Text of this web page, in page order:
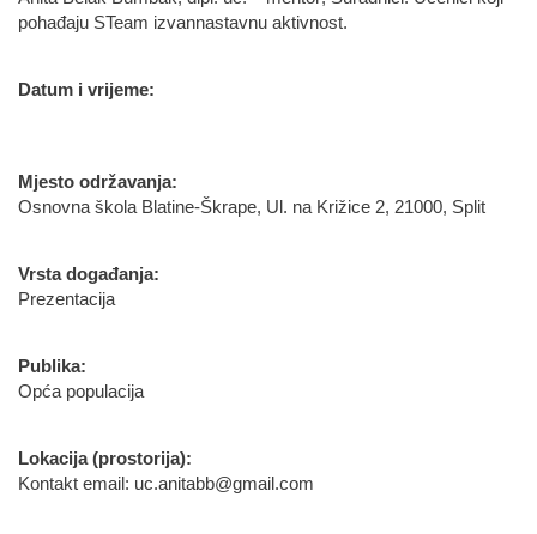
pohađaju STeam izvannastavnu aktivnost.
Datum i vrijeme:
Mjesto održavanja:
Osnovna škola Blatine-Škrape, Ul. na Križice 2, 21000, Split
Vrsta događanja:
Prezentacija
Publika:
Opća populacija
Lokacija (prostorija):
Kontakt email: uc.anitabb@gmail.com